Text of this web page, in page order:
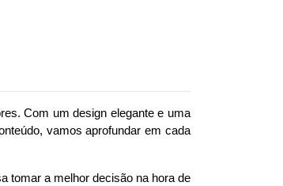
Com um design elegante e uma
vamos aprofundar em cada
tomar a melhor decisão na hora de